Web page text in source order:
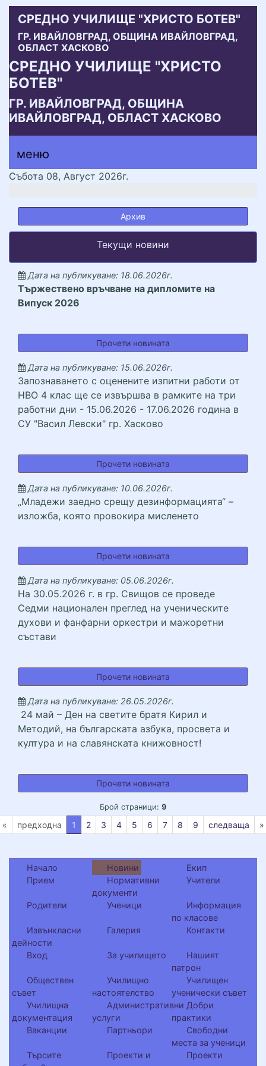
СРЕДНО УЧИЛИЩЕ "ХРИСТО БОТЕВ"
ГР. ИВАЙЛОВГРАД, ОБЩИНА ИВАЙЛОВГРАД,
ОБЛАСТ ХАСКОВО
СРЕДНО УЧИЛИЩЕ "ХРИСТО
БОТЕВ"
ГР. ИВАЙЛОВГРАД, ОБЩИНА
ИВАЙЛОВГРАД, ОБЛАСТ ХАСКОВО
меню горно
меню
меню
Събота 08, Август 2026г.
Архив
Текущи новини
Дата на публикуване: 18.06.2026г.
Тържествено връчване на дипломите на
Випуск 2026
Прочети новината
Дата на публикуване: 15.06.2026г.
Запознаването с оценените изпитни работи от
НВО 4 клас ще се извършва в рамките на три
работни дни - 15.06.2026 - 17.06.2026 година в
СУ "Васил Левски" гр. Хасково
Прочети новината
Дата на публикуване: 10.06.2026г.
„Младежи заедно срещу дезинформацията“ –
изложба, която провокира мисленето
Прочети новината
Дата на публикуване: 05.06.2026г.
На 30.05.2026 г. в гр. Свищов се проведе
Седми национален преглед на ученическите
духови и фанфарни оркестри и мажоретни
състави
Прочети новината
Дата на публикуване: 26.05.2026г.
24 май – Ден на светите братя Кирил и
Методий, на българската азбука, просвета и
култура и на славянската книжовност!
Прочети новината
Брой страници: 9
« предходна 1 текуща
2 3 4 5 6 7 8 9 следваща »
Начало Новини
Екип
Прием
Нормативни
документи
Учители
Родители Ученици
Информация
по класове
Извънкласни
дейности
Галерия Контакти
Вход За училището
Нашият
патрон
Обществен
съвет
Училищно
настоятелство
Училищен
ученически съвет
Училищна
документация
Административни
услуги
Добри
практики
Ваканции
Партньори
Свободни
места за ученици
Търсите
Проекти и
Проекти